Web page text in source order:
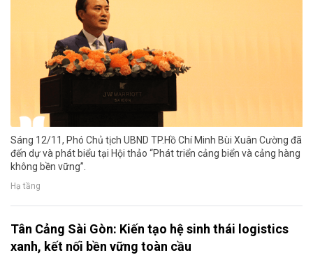
Sáng 12/11, Phó Chủ tịch UBND TP.Hồ Chí Minh Bùi Xuân Cường đã
đến dự và phát biểu tại Hội thảo “Phát triển cảng biển và cảng hàng
không bền vững”.
Hạ tầng
Tân Cảng Sài Gòn: Kiến tạo hệ sinh thái logistics
xanh, kết nối bền vững toàn cầu